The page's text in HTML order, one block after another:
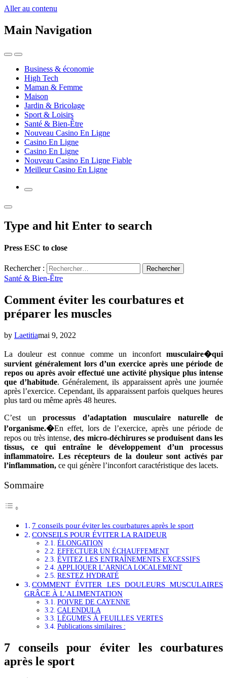
Aller au contenu
Main Navigation
Business & économie
High Tech
Maman & Femme
Maison
Jardin & Bricolage
Sport & Loisirs
Santé & Bien-Être
Nouveau Casino En Ligne
Casino En Ligne
Casino En Ligne
Nouveau Casino En Ligne Fiable
Meilleur Casino En Ligne
Type and hit Enter to search
Press ESC to close
Rechercher :
Santé & Bien-Être
Comment éviter les courbatures et
préparer les muscles
by Laetitiamai 9, 2022
La douleur est connue comme un inconfort musculaire�qui
survient généralement lors d’un exercice après une période de
repos ou après avoir effectué une activité physique plus intense
que d’habitude. Généralement, ils apparaissent après une journée
après l’exercice. Cependant, ils apparaissent parfois quelques heures
plus tard ou même après 48 heures.
C’est un processus d’adaptation musculaire naturelle de
l’organisme.�En effet, lors de l’exercice, après une période de
repos ou très intense,des micro-déchirures se produisent dans les
tissus, ce qui entraîne le développement d’un processus
inflammatoire. Les récepteurs de la douleur sont activés par
l’inflammation, ce qui génère l’inconfort caractéristique des lacets.
Sommaire
7 conseils pour éviter les courbatures après le sport
CONSEILS POUR ÉVITER LA RAIDEUR
ÉLONGATION
EFFECTUER UN ÉCHAUFFEMENT
ÉVITEZ LES ENTRAÎNEMENTS EXCESSIFS
APPLIQUER L’ARNICA LOCALEMENT
RESTEZ HYDRATÉ
COMMENT ÉVITER LES DOULEURS MUSCULAIRES
GRÂCE À L’ALIMENTATION
POIVRE DE CAYENNE
CALENDULA
LÉGUMES À FEUILLES VERTES
Publications similaires :
7 conseils pour éviter les courbatures
après le sport